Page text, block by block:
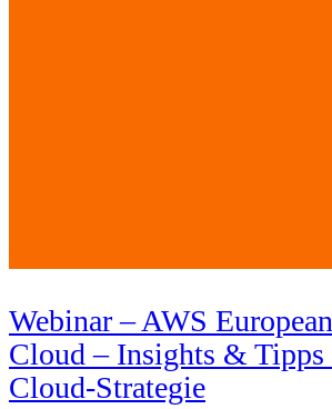
Webinar – AWS
Cloud – Insights &
Cloud-Strategie